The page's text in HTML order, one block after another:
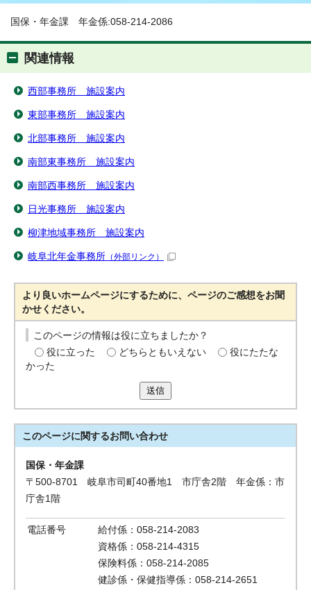
国保・年金課 年金係:058-214-2086
関連情報
西部事務所 施設案内
東部事務所 施設案内
北部事務所 施設案内
南部東事務所 施設案内
南部西事務所 施設案内
日光事務所 施設案内
柳津地域事務所 施設案内
岐阜北年金事務所 （外部リンク）
より良いホームページにするために、ページのご感想をお聞
かせください。
このページの情報は役に立ちましたか？
役に立った
どちらともいえない
役にたたな
かった
送信
このページに関するお問い合わせ
国保・年金課
〒500-8701 岐阜市司町40番地1 市庁舎2階 年金係：市
庁舎1階
電話番号
給付係：058-214-2083
資格係：058-214-4315
保険料係：058-214-2085
健診係・保健指導係：058-214-2651